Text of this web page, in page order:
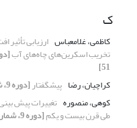
ک
کاظمی، غلامعباس ارزیابی تأثیر
تخریب اسکرین‌‌های چاه‌‌های آب
51]
کراچیان، رضا پیشگفتار[دوره 9، شماره 1، 1392]
کوهی، منصوره تغییرات پیش
طی قرن بیست و یکم[دوره 9، شماره 1، 1392، صفحه 61-74]